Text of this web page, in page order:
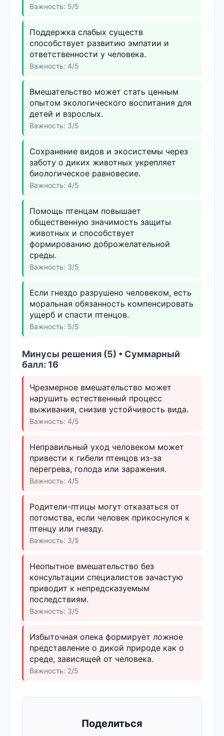
Важность: 5/5
Поддержка слабых существ
способствует развитию эмпатии и
ответственности у человека.
Важность: 4/5
Вмешательство может стать ценным
опытом экологического воспитания для
детей и взрослых.
Важность: 3/5
Сохранение видов и экосистемы через
заботу о диких животных укрепляет
биологическое равновесие.
Важность: 4/5
Помощь птенцам повышает
общественную значимость защиты
животных и способствует
формированию доброжелательной
среды.
Важность: 3/5
Если гнездо разрушено человеком, есть
моральная обязанность компенсировать
ущерб и спасти птенцов.
Важность: 5/5
Минусы решения (5) • Суммарный
балл: 16
Чрезмерное вмешательство может
нарушить естественный процесс
выживания, снизив устойчивость вида.
Важность: 4/5
Неправильный уход человеком может
привести к гибели птенцов из-за
перегрева, голода или заражения.
Важность: 4/5
Родители-птицы могут отказаться от
потомства, если человек прикоснулся к
птенцу или гнезду.
Важность: 3/5
Неопытное вмешательство без
консультации специалистов зачастую
приводит к непредсказуемым
последствиям.
Важность: 3/5
Избыточная опека формирует ложное
представление о дикой природе как о
среде, зависящей от человека.
Важность: 2/5
Поделиться